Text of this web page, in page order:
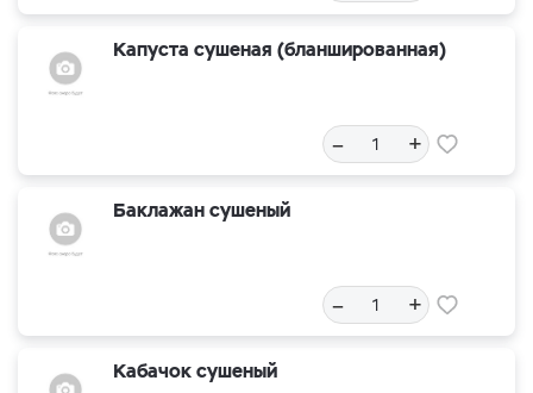
Капуста сушеная (бланшированная)
– +
Баклажан сушеный
– +
Кабачок сушеный